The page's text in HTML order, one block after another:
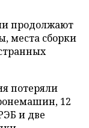
продолжают
места сборки
потеряли
12
и две